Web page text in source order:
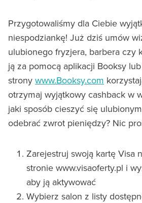
Przygotowaliśmy dla Ciebie
niespodziankę! Już dziś umów
ulubionego fryzjera, barbera czy
ją za pomocą aplikacji Booksy lub
strony www.Booksy.com
otrzymaj wyjątkowy cashback w
jaki sposób cieszyć się
odebrać zwrot pieniędzy? Nic
Zarejestruj swoją kartę Visa
stronie www.visaoferty.pl i
aby ją aktywować
Wybierz salon z listy